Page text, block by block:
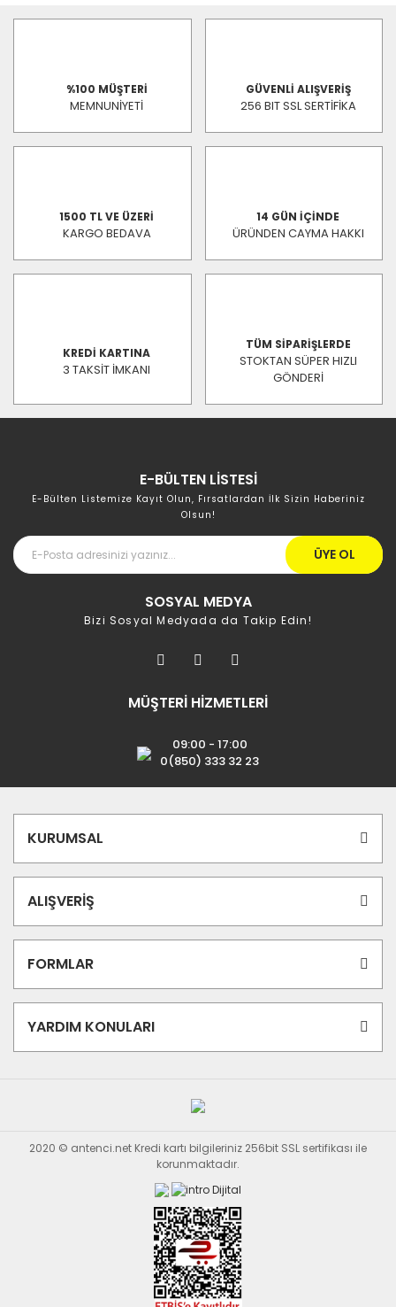
%100 MÜŞTERİ
MEMNUNİYETİ
GÜVENLİ ALIŞVERİŞ
256 BIT SSL SERTİFİKA
1500 TL VE ÜZERİ
KARGO BEDAVA
14 GÜN İÇİNDE
ÜRÜNDEN CAYMA HAKKI
KREDİ KARTINA
3 TAKSİT İMKANI
TÜM SİPARİŞLERDE
STOKTAN SÜPER HIZLI
GÖNDERİ
E-BÜLTEN LİSTESİ
E-Bülten Listemize Kayıt Olun, Fırsatlardan İlk Sizin Haberiniz
Olsun!
ÜYE OL
SOSYAL MEDYA
Bizi Sosyal Medyada da Takip Edin!
MÜŞTERİ HİZMETLERİ
09:00 - 17:00
0(850) 333 32 23
KURUMSAL
ALIŞVERİŞ
FORMLAR
YARDIM KONULARI
2020 © antenci.net Kredi kartı bilgileriniz 256bit SSL sertifikası ile
korunmaktadır.